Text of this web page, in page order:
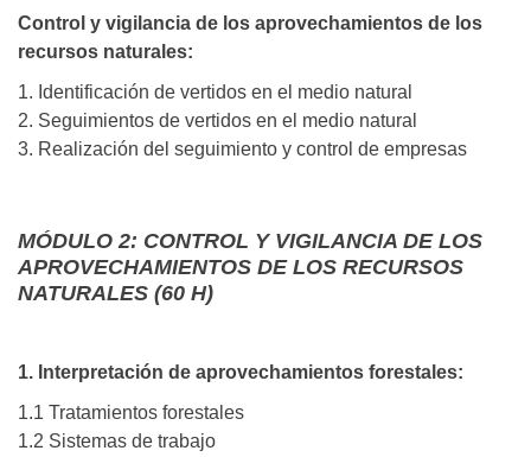
Control y vigilancia de los aprovechamientos de los
recursos naturales:
1. Identificación de vertidos en el medio natural
2. Seguimientos de vertidos en el medio natural
3. Realización del seguimiento y control de empresas
MÓDULO 2: CONTROL Y VIGILANCIA DE LOS
APROVECHAMIENTOS DE LOS RECURSOS
NATURALES (60 H)
1. Interpretación de aprovechamientos forestales:
1.1 Tratamientos forestales
1.2 Sistemas de trabajo